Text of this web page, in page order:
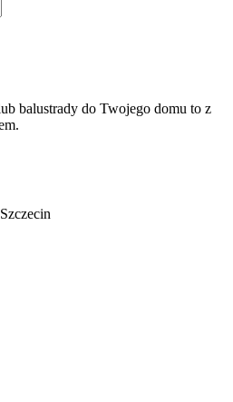
balustrady do Twojego domu to z